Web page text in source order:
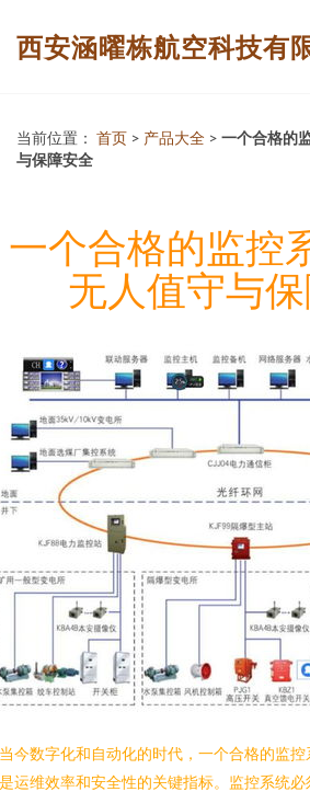
西安涵曜栋航空科技有
当前位置： 首页 > 产品大全 > 一个合格的
与保障安全
一个合格的监控
无人值守与
今数字化和自动化的时代，一个合格的监
运维效率和安全性的关键指标。监控系统